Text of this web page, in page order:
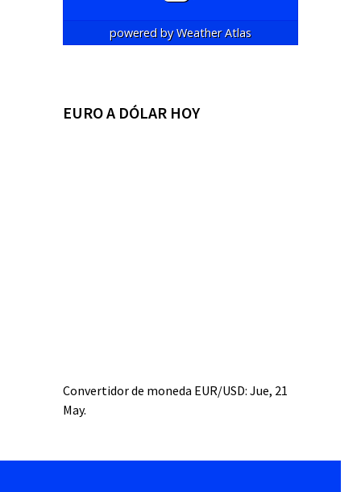
powered byWeather Atlas
EURO A DÓLAR HOY
Convertidor de moneda EUR/USD: Jue, 21
May.